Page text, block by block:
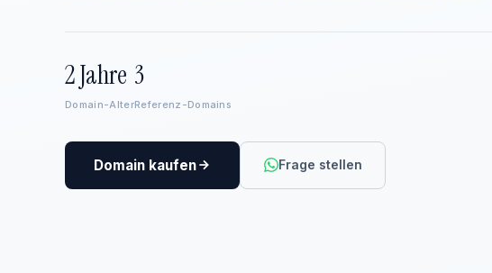
2 Jahre
Domain-Alter
3
Referenz-Domains
Domain kaufen Frage stellen